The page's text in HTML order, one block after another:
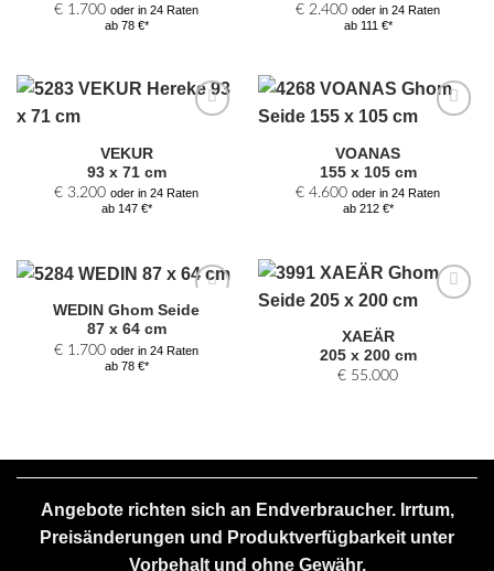
€ 1.700 oder in 24 Raten
ab 78 €*
€ 2.400 oder in 24 Raten
ab 111 €*
VEKUR
93 x 71 cm
€ 3.200 oder in 24 Raten
ab 147 €*
hinzufügen
VOANAS
155 x 105 cm
€ 4.600 oder in 24 Raten
ab 212 €*
Zur
Auswahl
hinzufügen
WEDIN Ghom Seide
87 x 64 cm
€ 1.700 oder in 24 Raten
ab 78 €*
XAEÄR
205 x 200 cm
€ 55.000
Angebote richten sich an Endverbraucher. Irrtum,
Preisänderungen und Produktverfügbarkeit unter
Vorbehalt und ohne Gewähr.